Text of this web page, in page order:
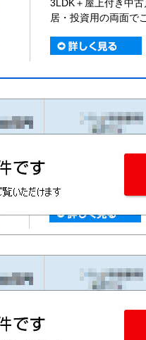
3LDK＋屋上付き中
居・投資用の両面で